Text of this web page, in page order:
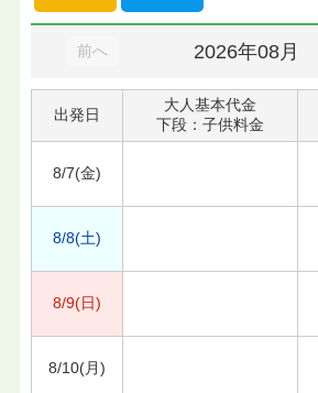
前へ 2026年08月
出発日
大人基本代金
下段：子供料金
8/7(金)
8/8(土)
8/9(日)
8/10(月)